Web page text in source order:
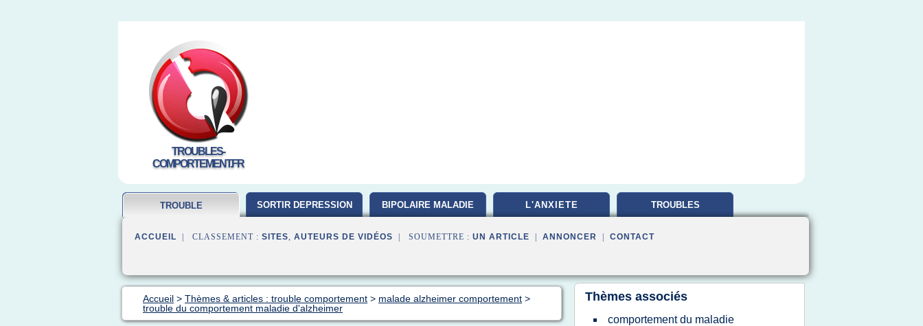
TROUBLES-
COMPORTEMENT.FR
TROUBLE SORTIR DEPRESSION BIPOLAIRE MALADIE L'ANXIETE TROUBLES
ACCUEIL | CLASSEMENT : SITES, AUTEURS DE VIDÉOS | SOUMETTRE : UN ARTICLE ANNONCER CONTACT
Accueil > Thèmes & articles : trouble comportement > malade alzheimer comportement >
trouble du comportement maladie d'alzheimer
Thèmes associés
comportement du maladie